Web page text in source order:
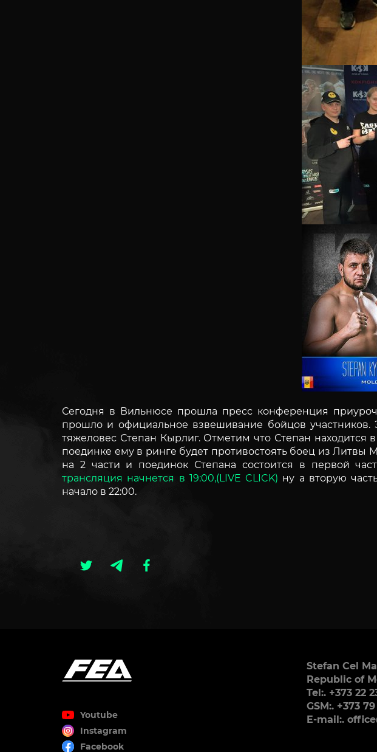
Сегодня в Вильнюсе прошла пресс конференция
прошло и официальное взвешивание бойцов
тяжеловес Степан Кырлиг. Отметим что Степан
поединке ему в ринге будет противостоять боец из Литвы
на 2 части и поединок Степана состоится в первой
трансляция начнется в 19:00,(LIVE CLICK) ну а вторую
начало в 22:00.
Youtube
Instagram
Facebook
Stefan Cel
Republic of
Tel:. +373 22
GSM:. +373
E-mail:.